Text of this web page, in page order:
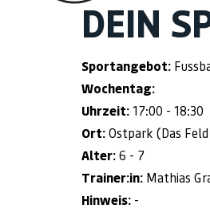
DEIN
Sportangebot:
Wochentag:
Uhrzeit: 17:00 - 18:30
Ort: Ostpark (Das
Alter: 6 - 7
Trainer:in: Mathias
Hinweis: -